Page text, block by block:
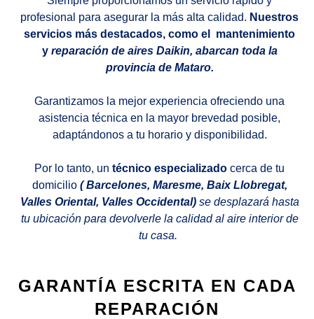
profesional para asegurar la más alta calidad. Nuestros
servicios más destacados, como el mantenimiento
y reparación de aires Daikin, abarcan toda la
provincia de Mataro.
Garantizamos la mejor experiencia ofreciendo una
asistencia técnica en la mayor brevedad posible,
adaptándonos a tu horario y disponibilidad.
Por lo tanto, un técnico especializado cerca de tu
domicilio ( Barcelones, Maresme, Baix Llobregat,
Valles Oriental, Valles Occidental) se desplazará hasta
tu ubicación para devolverle la calidad al aire interior de
tu casa.
GARANTÍA ESCRITA EN CADA
REPARACIÓN